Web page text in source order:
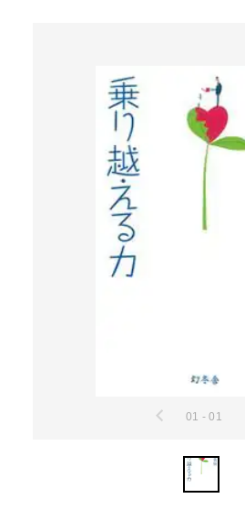
01 - 01